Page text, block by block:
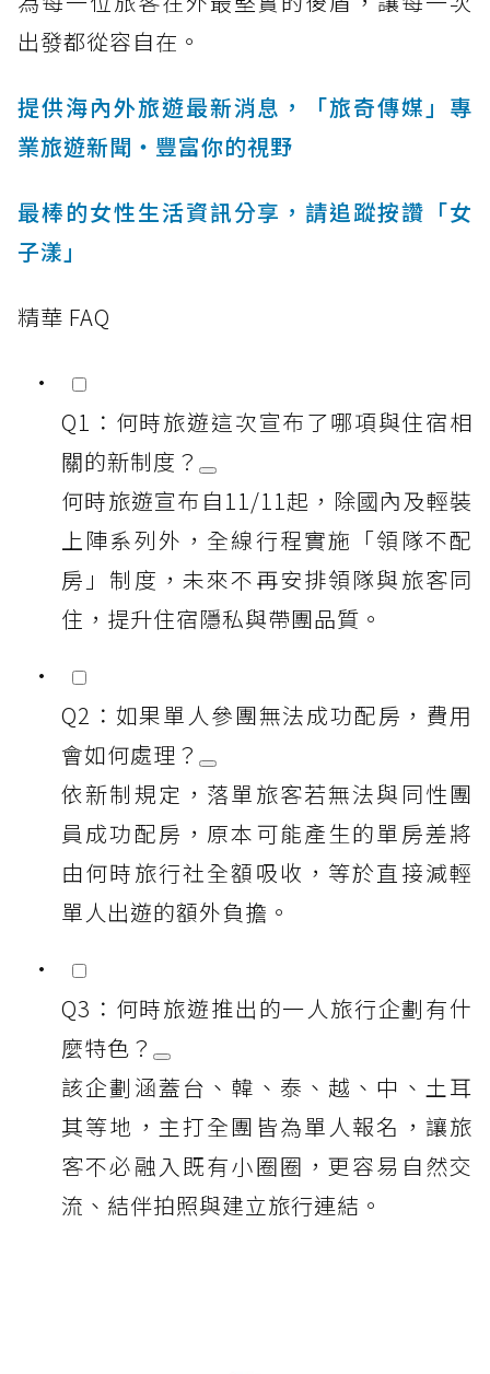
出發都從容自在。
提供海內外旅遊最新消息，「旅奇傳媒」專
業旅遊新聞‧豐富你的視野
最棒的女性生活資訊分享，請追蹤按讚「女
子漾」
精華 FAQ
Q1：何時旅遊這次宣布了哪項與住宿相
關的新制度？
何時旅遊宣布自11/11起，除國內及輕裝
上陣系列外，全線行程實施「領隊不配
房」制度，未來不再安排領隊與旅客同
住，提升住宿隱私與帶團品質。
Q2：如果單人參團無法成功配房，費用
會如何處理？
依新制規定，落單旅客若無法與同性團
員成功配房，原本可能產生的單房差將
由何時旅行社全額吸收，等於直接減輕
單人出遊的額外負擔。
Q3：何時旅遊推出的一人旅行企劃有什
麼特色？
該企劃涵蓋台、韓、泰、越、中、土耳
其等地，主打全團皆為單人報名，讓旅
客不必融入既有小圈圈，更容易自然交
流、結伴拍照與建立旅行連結。